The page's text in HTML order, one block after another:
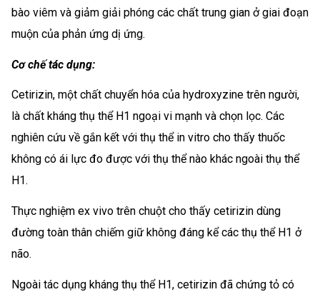
bào viêm và giảm giải phóng các chất trung gian ở giai đoạn
muộn của phản ứng dị ứng.
Cơ chế tác dụng:
Cetirizin, một chất chuyển hóa của hydroxyzine trên người,
là chất kháng thụ thể H1 ngoại vi mạnh và chọn lọc. Các
nghiên cứu về gắn kết với thụ thể in vitro cho thấy thuốc
không có ái lực đo được với thụ thể nào khác ngoài thụ thể
H1.
Thực nghiệm ex vivo trên chuột cho thấy cetirizin dùng
đường toàn thân chiếm giữ không đáng kể các thụ thể H1 ở
não.
Ngoài tác dụng kháng thụ thể H1, cetirizin đã chứng tỏ có